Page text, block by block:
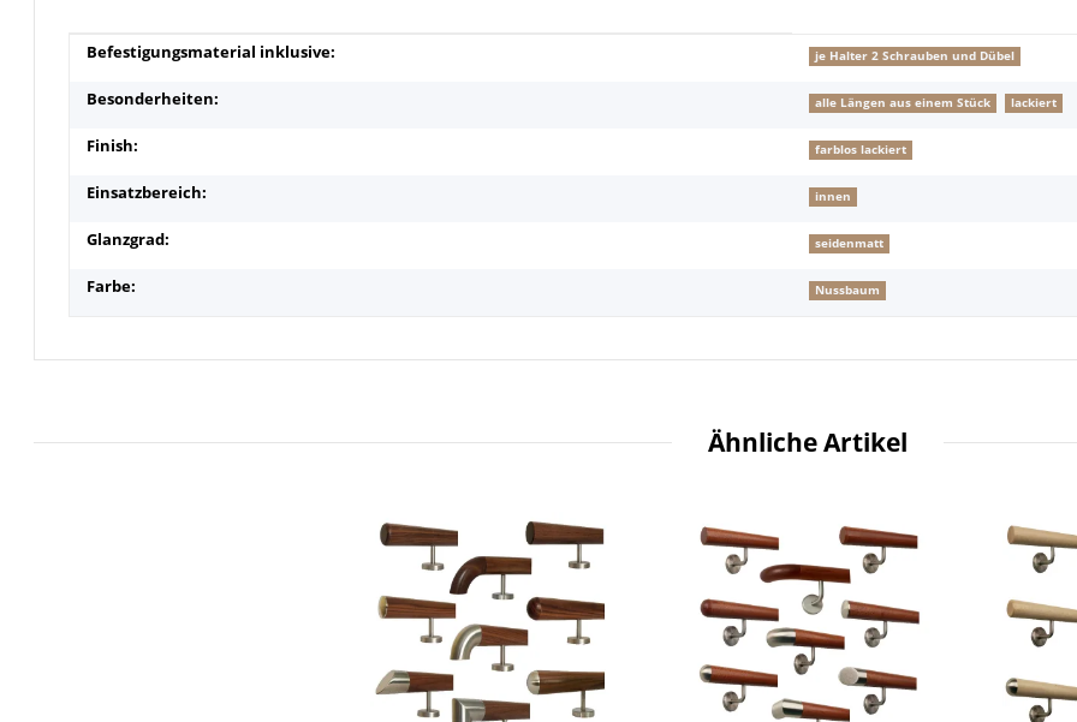
Produkteigenschaft
Wert
Befestigungsmaterial inklusive: je Halter 2 Schrauben und Dübel
Besonderheiten: alle Längen aus einem Stück lackiert
Finish: farblos lackiert
Einsatzbereich: innen
Glanzgrad: seidenmatt
Farbe: Nussbaum
Ähnliche Artikel